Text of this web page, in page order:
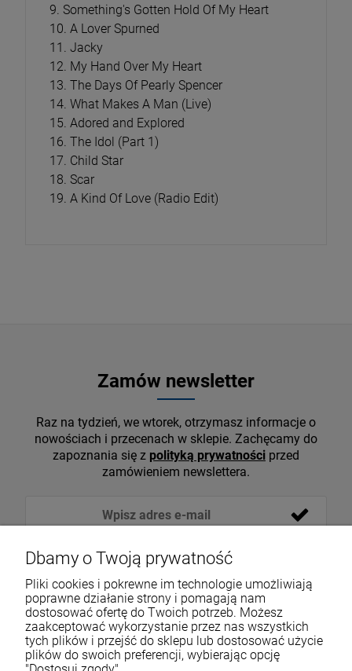
9. Something's Gotten Hold Of My Heart
10. A Lover Spurned
11. Jacky
12. My Hand Over My Heart
13. The Days Of Pearly Spencer
14. What Makes A Man (Live)
15. Adored and Explored
16. The Idol (Part 1)
17. Child Star
18. Scar
19. A Kind Of Love (Radio Edit)
Zamów newsletter
Raz na tydzień, we wtorek, otrzymasz informacje o
nowościach i przecenach w sklepie. Zachęcamy do
zapoznania się z polityką prywatności przed
zamówieniem newslettera.
VOICESHOP.PL
Dbamy o Twoją prywatność
Pliki cookies i pokrewne im technologie umożliwiają
poprawne działanie strony i pomagają nam
dostosować ofertę do Twoich potrzeb. Możesz
zaakceptować wykorzystanie przez nas wszystkich
tych plików i przejść do sklepu lub dostosować użycie
plików do swoich preferencji, wybierając opcję